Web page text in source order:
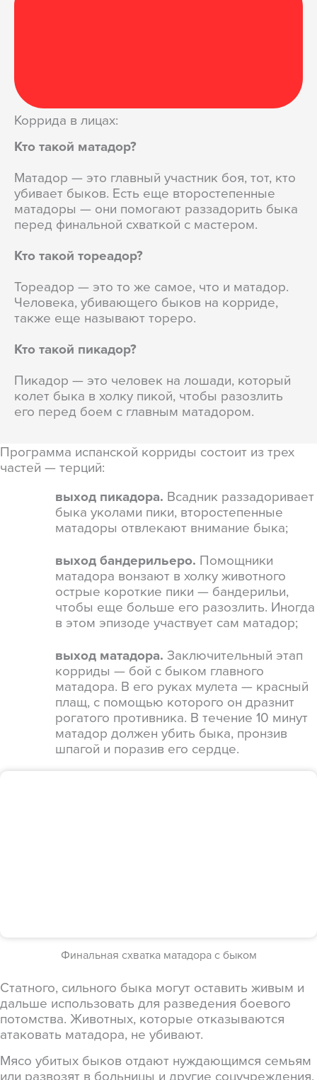
Коррида в лицах:
Кто такой матадор?
Матадор — это главный участник боя, тот, кто
убивает быков. Есть еще второстепенные
матадоры — они помогают раззадорить быка
перед финальной схваткой с мастером.
Кто такой тореадор?
Тореадор — это то же самое, что и матадор.
Человека, убивающего быков на корриде,
также еще называют тореро.
Кто такой пикадор?
Пикадор — это человек на лошади, который
колет быка в холку пикой, чтобы разозлить
его перед боем с главным матадором.
Программа испанской корриды состоит из трех
частей — терций:
выход пикадора. Всадник раззадоривает
быка уколами пики, второстепенные
матадоры отвлекают внимание быка;
выход бандерильеро. Помощники
матадора вонзают в холку животного
острые короткие пики — бандерильи,
чтобы еще больше его разозлить. Иногда
в этом эпизоде участвует сам матадор;
выход матадора. Заключительный этап
корриды — бой с быком главного
матадора. В его руках мулета — красный
плащ, с помощью которого он дразнит
рогатого противника. В течение 10 минут
матадор должен убить быка, пронзив
шпагой и поразив его сердце.
Финальная схватка матадора с быком
Статного, сильного быка могут оставить живым и
дальше использовать для разведения боевого
потомства. Животных, которые отказываются
атаковать матадора, не убивают.
Мясо убитых быков отдают нуждающимся семьям
или развозят в больницы и другие соцучреждения.